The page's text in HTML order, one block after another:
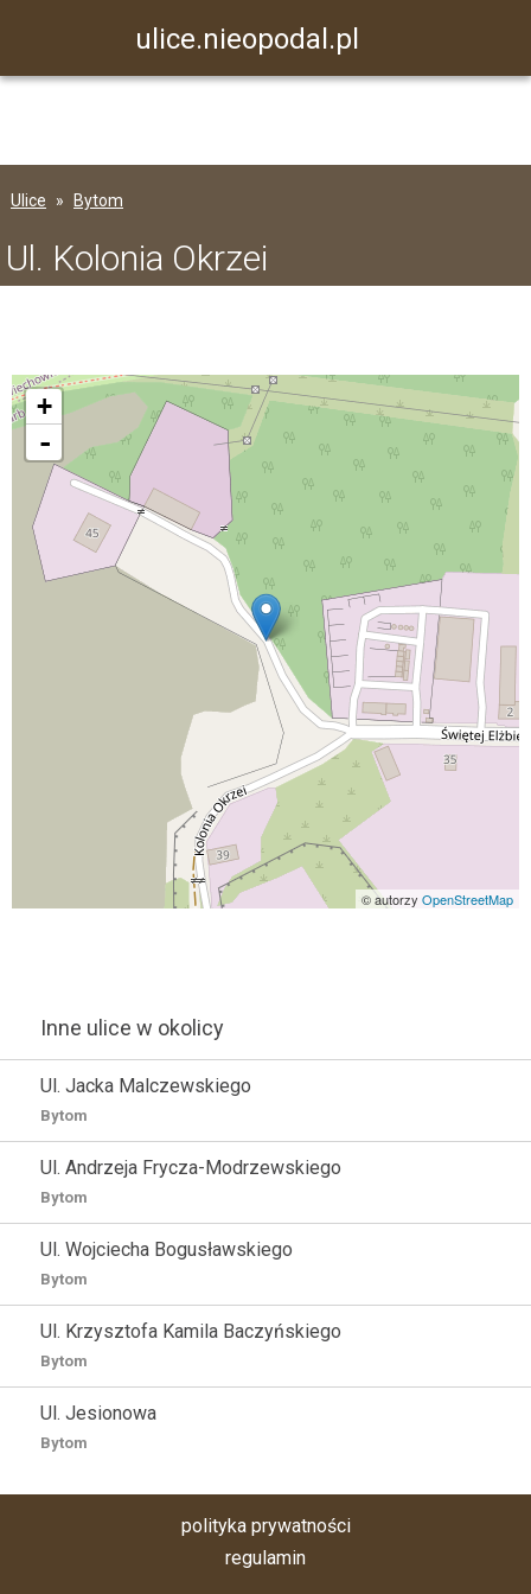
ulice.nieopodal.pl
Ulice Bytom
Ul. Kolonia Okrzei
+
-
© autorzy OpenStreetMap
Inne ulice w okolicy
Ul. Jacka Malczewskiego
Bytom
Ul. Andrzeja Frycza-Modrzewskiego
Bytom
Ul. Wojciecha Bogusławskiego
Bytom
Ul. Krzysztofa Kamila Baczyńskiego
Bytom
Ul. Jesionowa
Bytom
polityka prywatności
regulamin